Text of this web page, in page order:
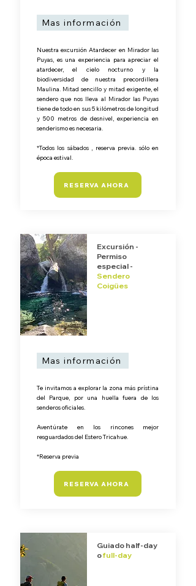
Mas información
Nuestra excursión Atardecer en Mirador las
Puyas, es una experiencia para apreciar el
atardecer, el cielo nocturno y la
biodiversidad de nuestra precordillera
Maulina. Mitad sencillo y mitad exigente, el
sendero que nos lleva al Mirador las Puyas
tiene de todo en sus 5 kilómetros de longitud
y 500 metros de desnivel, experiencia en
senderismo es necesaria.
*Todos los sábados , reserva previa. sólo en
época estival.
RESERVA AHORA
Excursión -
Permiso
especial -
Sendero
Coigües
Mas información
Te invitamos a explorar la zona más prístina
del Parque, por una huella fuera de los
senderos oficiales.
Aventúrate en los rincones mejor
resguardados del Estero Tricahue.​
*Reserva previa​​​​​​
RESERVA AHORA
Guiado half-day
ofull-day